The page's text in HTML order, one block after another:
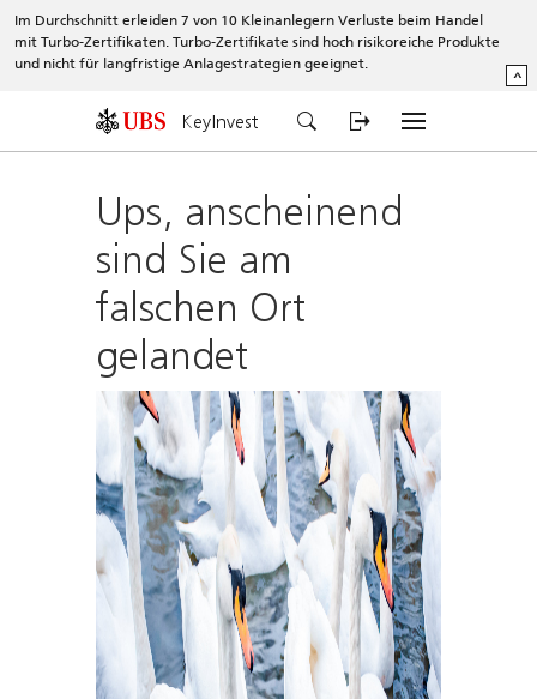
Im Durchschnitt erleiden 7 von 10 Kleinanlegern Verluste beim Handel
mit Turbo-Zertifikaten. Turbo-Zertifikate sind hoch risikoreiche Produkte
und nicht für langfristige Anlagestrategien geeignet.
^
KeyInvest
Ups, anscheinend
sind Sie am
falschen Ort
gelandet